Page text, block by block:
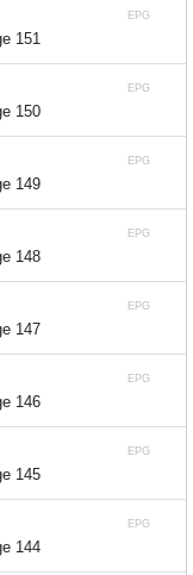
EPG
151
EPG
150
EPG
149
EPG
148
EPG
147
EPG
146
EPG
145
EPG
144